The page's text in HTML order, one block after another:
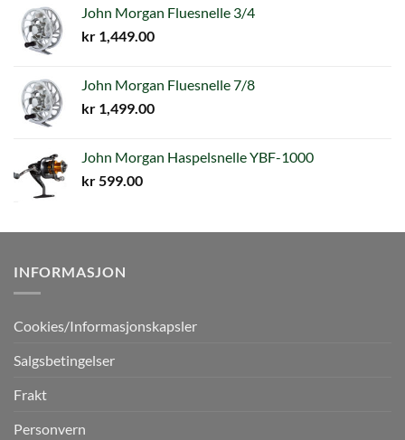
John Morgan Fluesnelle 3/4
kr 1,449.00
John Morgan Fluesnelle 7/8
kr 1,499.00
John Morgan Haspelsnelle YBF-1000
kr 599.00
INFORMASJON
Cookies/Informasjonskapsler
Salgsbetingelser
Frakt
Personvern